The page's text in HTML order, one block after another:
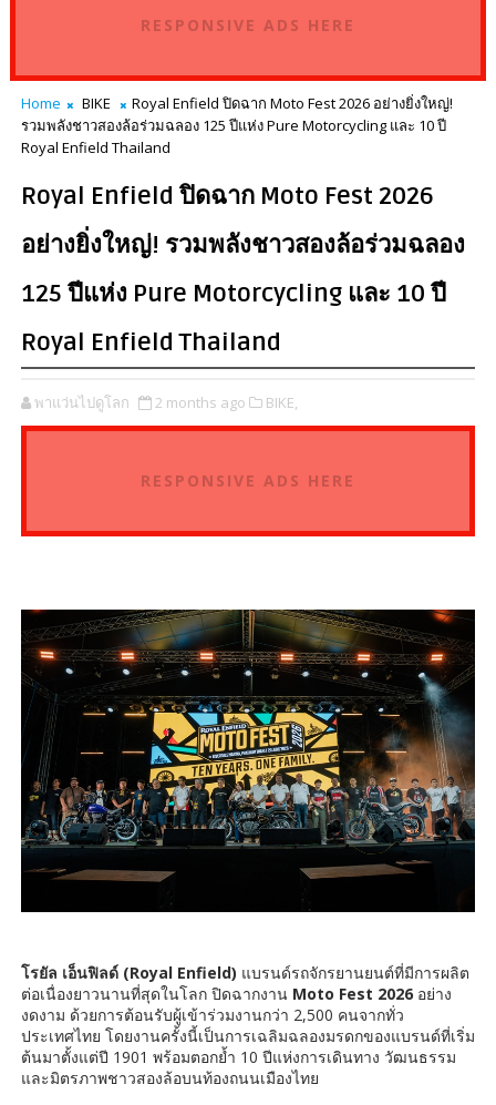
RESPONSIVE ADS HERE
Home BIKE
Royal Enfield ปิดฉาก Moto Fest 2026 อย่างยิ่งใหญ่!
รวมพลังชาวสองล้อร่วมฉลอง 125 ปีแห่ง Pure Motorcycling และ 10 ปี
Royal Enfield Thailand
Royal Enfield ปิดฉาก Moto Fest 2026
อย่างยิ่งใหญ่! รวมพลังชาวสองล้อร่วมฉลอง
125 ปีแห่ง Pure Motorcycling และ 10 ปี
Royal Enfield Thailand
พาแว่นไปดูโลก 2 months ago BIKE,
RESPONSIVE ADS HERE
โรยัล เอ็นฟิลด์ (Royal Enfield) แบรนด์รถจักรยานยนต์ที่มีการผลิต
ต่อเนื่องยาวนานที่สุดในโลก ปิดฉากงาน Moto Fest 2026 อย่าง
งดงาม ด้วยการต้อนรับผู้เข้าร่วมงานกว่า 2,500 คนจากทั่ว
ประเทศไทย โดยงานครั้งนี้เป็นการเฉลิมฉลองมรดกของแบรนด์ที่เริ่ม
ต้นมาตั้งแต่ปี 1901 พร้อมตอกย้ำ 10 ปีแห่งการเดินทาง วัฒนธรรม
และมิตรภาพชาวสองล้อบนท้องถนนเมืองไทย